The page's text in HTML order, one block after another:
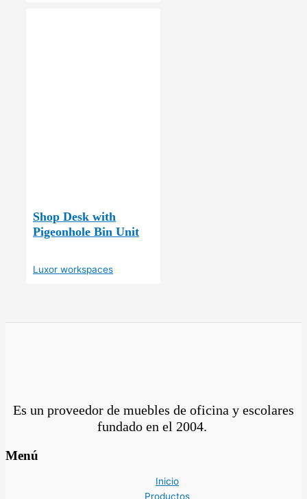
Shop Desk with
Pigeonhole Bin Unit
Luxor workspaces
Es un proveedor de muebles de oficina y escolares
fundado en el 2004.
Menú
Inicio
Productos